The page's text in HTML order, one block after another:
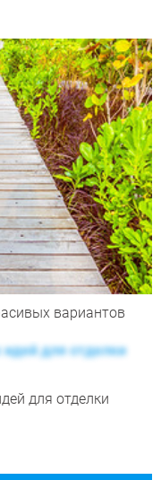
вариантов
для отделки